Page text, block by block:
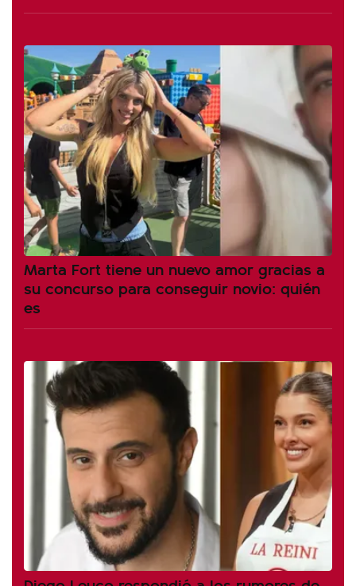
Marta Fort tiene un nuevo amor gracias a
su concurso para conseguir novio: quién
es